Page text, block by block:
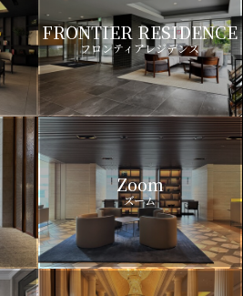
FRONTIER RESIDENCE
フロンティアレジデンス
Zoom
ズーム